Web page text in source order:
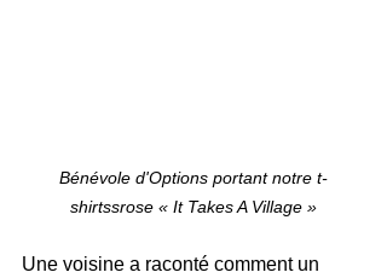
Bénévole d'Options portant notre t-
shirtssrose « It Takes A Village »
Une voisine a raconté comment un